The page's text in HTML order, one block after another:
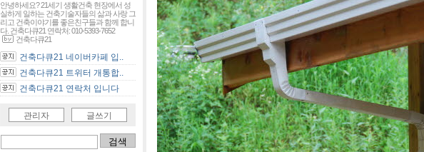
안녕하세요? 21세기 생활건축 현장에서 성
실하게 일하는 건축기술자들의 삶과 사랑 그
리고 건축이야기를 좋은친구들과 함께 합니
다. 건축다큐21 연락처: 010-5393-7652
건축다큐21
건축다큐21 네이버카페 입..
건축다큐21 트위터 개통합..
건축다큐21 연락처 입니다
관리자 글쓰기